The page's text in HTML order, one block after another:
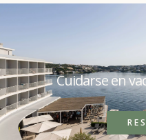
Cuidarse en